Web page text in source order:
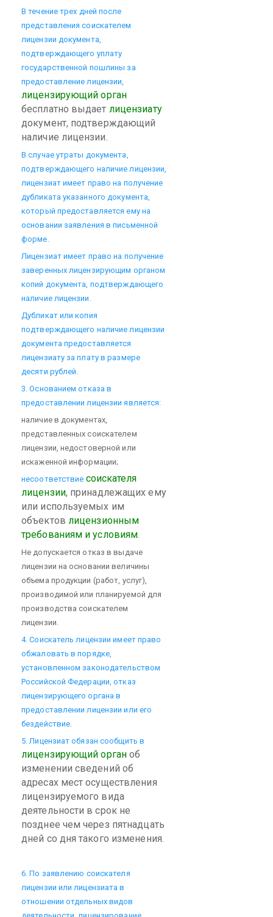
В течение трех дней после
представления соискателем
лицензии документа,
подтверждающего уплату
государственной пошлины за
предоставление лицензии,
лицензирующий орган
бесплатно выдает лицензиату
документ, подтверждающий
наличие лицензии.
В случае утраты документа,
подтверждающего наличие лицензии,
лицензиат имеет право на получение
дубликата указанного документа,
который предоставляется ему на
основании заявления в письменной
форме.
Лицензиат имеет право на получение
заверенных лицензирующим органом
копий документа, подтверждающего
наличие лицензии.
Дубликат или копия
подтверждающего наличие лицензии
документа предоставляется
лицензиату за плату в размере
десяти рублей.
3. Основанием отказа в
предоставлении лицензии является:
наличие в документах,
представленных соискателем
лицензии, недостоверной или
искаженной информации;
несоответствие соискателя
лицензии, принадлежащих ему
или используемых им
объектов лицензионным
требованиям и условиям.
Не допускается отказ в выдаче
лицензии на основании величины
объема продукции (работ, услуг),
производимой или планируемой для
производства соискателем
лицензии.
4. Соискатель лицензии имеет право
обжаловать в порядке,
установленном законодательством
Российской Федерации, отказ
лицензирующего органа в
предоставлении лицензии или его
бездействие.
5. Лицензиат обязан сообщить в
лицензирующий органоб
изменении сведений об
адресах мест осуществления
лицензируемого вида
деятельности в срок не
позднее чем через пятнадцать
дней со дня такого изменения.
6. По заявлению соискателя
лицензии или лицензиата в
отношении отдельных видов